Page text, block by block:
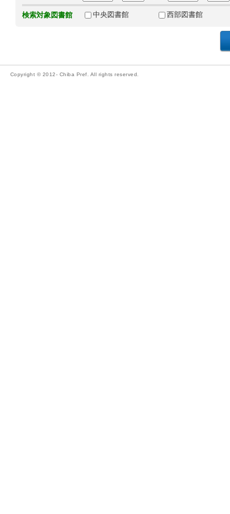
検索対象図書館 中央図書館 西部図書館
Copyright © 2012- Chiba Pref. All rights reserved.